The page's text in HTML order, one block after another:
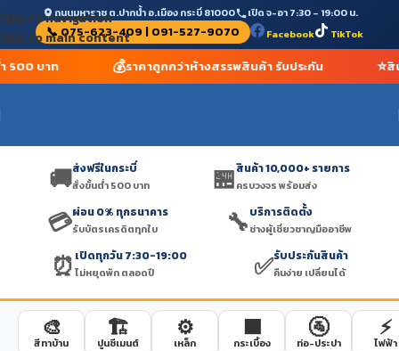
Skip to navigation
Skip to main content
ถนนมหาราช ต.ปากน้ำ อ.เมือง กระบี่ 81000 เปิด จ-อา 7:30 – 19:00 น.
📞 075-623-409 | 091-527-9070 Facebook TikTok
500 บาท 💰ราคาถูกกว่าห้างสรรพสินค้า รับประกัน ⭐สิ
🚚ส่งฟรีในกระบี่
สั่งขั้นต่ำ 500 บาท 🏪สินค้า 10,000+ รายการ
ครบวงจร พร้อมส่ง
💳ผ่อน 0% ทุกธนาคาร
รับบัตรเครดิตทุกใบ 🔧บริการติดตั้ง
ช่างผู้เชี่ยวชาญมืออาชีพ
⏰ เปิดทุกวัน 7:30-19:00
ไม่หยุดพัก ตลอดปี ✅รับประกันสินค้า
คืนง่าย เปลี่ยนได้
🎨
สีทาบ้าน
🏗️
ปูนซีเมนต์
⚙️
เหล็ก
🟫
กระเบื้อง
🚰
ท่อ-ประปา
⚡
ไฟฟ้า